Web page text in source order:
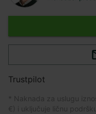
Trustpilot
* Naknada za uslugu
€) i uključuje ličnu